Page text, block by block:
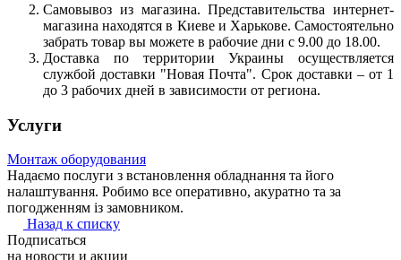
Самовывоз из магазина. Представительства интернет-
магазина находятся в Киеве и Харькове. Самостоятельно
забрать товар вы можете в рабочие дни с 9.00 до 18.00.
Доставка по территории Украины осуществляется
службой доставки "Новая Почта". Срок доставки – от 1
до 3 рабочих дней в зависимости от региона.
Услуги
Монтаж оборудования
Надаємо послуги з встановлення обладнання та його
налаштування. Робимо все оперативно, акуратно та за
погодженням із замовником.
Назад к списку
Подписаться
на новости и акции